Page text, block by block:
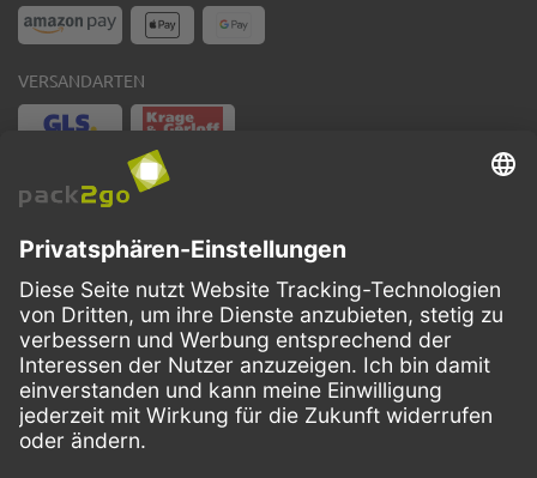
VERSANDARTEN
FacebookInstagram